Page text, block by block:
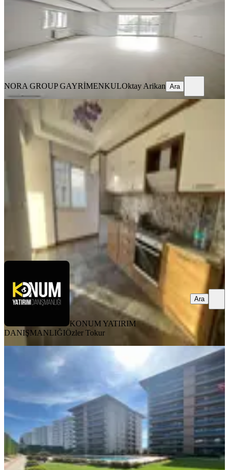
3+1·150 m²· 07.08.2026
NORA GROUP GAYRİMENKULOktay Arikan
NORA GROUP GAYRİMENKULOktay Arikan Ara
Şemikler'de Kiralık Geniş 2 + 120
Metre²
Merkezefendi, Şemikler Mahallesi
2+1
135 m² · 06.08.2026
KONUM YATIRIM DANIŞMANLIĞI Özler Tokur
KONUM YATIRIM
DANIŞMANLIĞIÖzler Tokur
Ara
Redstone Myidol'den Denizpark
Evlerinde 3+1 Kiralık Daire
Merkezefendi, Gültepe Mahallesi
3+1· 185 m² 5. Kat· 06.08.2026
55.000 ₺